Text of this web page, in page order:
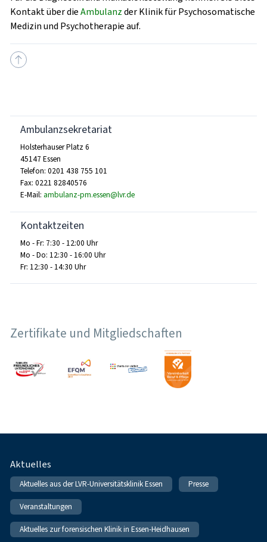
Kontakt über dieAmbulanzder Klinik für Psychosomatische
Medizin und Psychotherapie auf.
Ambulanzsekretariat
Holsterhauser Platz 6
45147 Essen
Telefon: 0201 438 755 101
Fax: 0221 82840576
E-Mail: ambulanz-pm.essen@lvr.de
Kontaktzeiten
Mo - Fr: 7:30 - 12:00 Uhr
Mo - Do: 12:30 - 16:00 Uhr
Fr: 12:30 - 14:30 Uhr
Zertifikate und Mitgliedschaften
Fußnavigation
Aktuelles
Aktuelles aus der LVR-Universitätsklinik Essen Presse
Veranstaltungen
Aktuelles zur forensischen Klinik in Essen-Heidhausen